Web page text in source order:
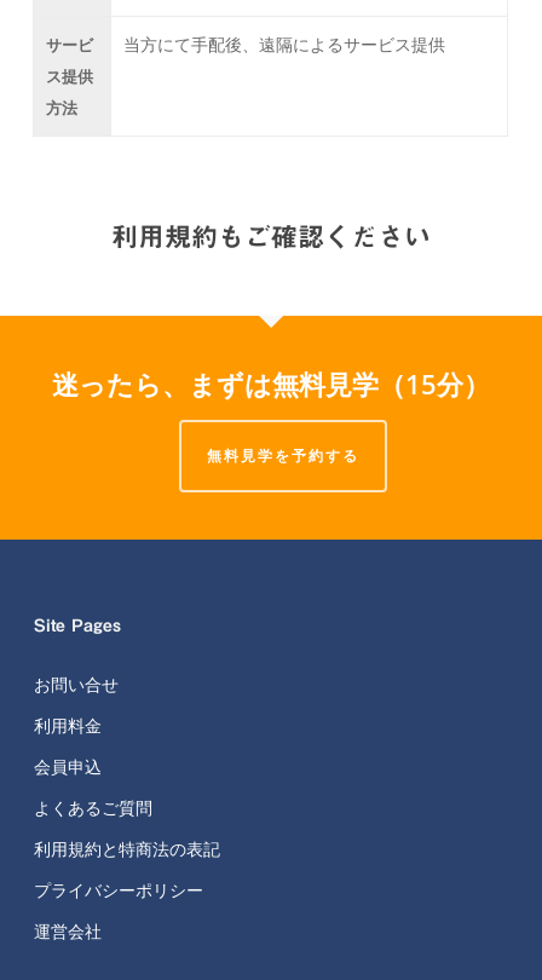
サービ
ス提供
方法
当方にて手配後、遠隔によるサービス提供
利用規約もご確認ください
迷ったら、まずは無料見学（15分）
無料見学を予約する
Site Pages
お問い合せ
利用料金
会員申込
よくあるご質問
利用規約と特商法の表記
プライバシーポリシー
運営会社